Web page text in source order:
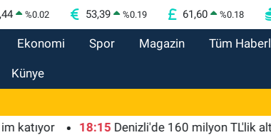
%0.02 53,39 %0.19 61,60 %0.18
Ekonomi Spor Magazin Tüm
Künye
18:15 Denizli'de 160 milyon TL'lik alt ve